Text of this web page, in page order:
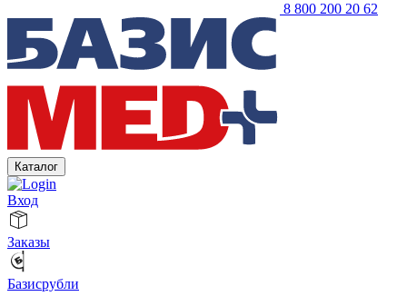
8 800 200 20 62
Каталог
Вход
Заказы
Базисрубли